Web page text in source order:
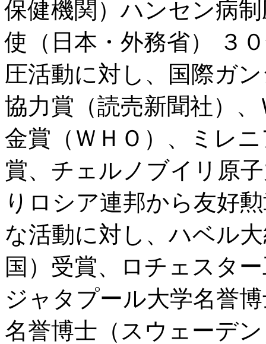
保健機関）ハンセン病
使（日本・外務省） ３
圧活動に対し、国際ガ
協力賞（読売新聞社）
金賞（ＷＨＯ）、ミレ
賞、チェルノブイリ原
りロシア連邦から友好
な活動に対し、ハベル
国）受賞、ロチェスタ
ジャタプール大学名誉
名誉博士（スウェーデ